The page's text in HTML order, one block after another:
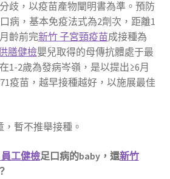
歧，以疫苗產物闡明書為準。預防
病，基本免疫法式為2劑次，距離1
齡前完新竹 子宮頸疫苗成接種為
膳健檢嬰兒取得的母傳抗體處于最
1-2歲為發病岑嶺，是以提出≥6月
疫苗，越早接種越好，以施展最佳
暫不推舉接種。
工健檢足口病的baby，還新竹